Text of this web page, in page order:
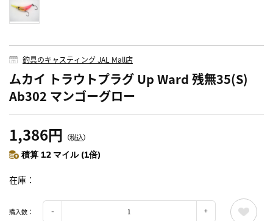
釣具のキャスティング JAL Mall店
ムカイ トラウトプラグ Up Ward 残無35(S)
Ab302 マンゴーグロー
1,386円 （税込）
積算 12 マイル (1倍)
在庫
購入数：